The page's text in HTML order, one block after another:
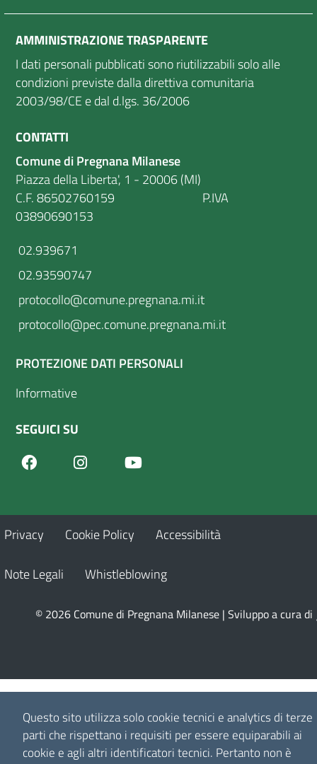
Questo sito utilizza solo cookie tecnici e analytics di terze
parti che rispettano i requisiti per essere equiparabili ai
cookie e agli altri identificatori tecnici. Pertanto non è
AMMINISTRAZIONE TRASPARENTE
I dati personali pubblicati sono riutilizzabili solo alle
condizioni previste dalla direttiva comunitaria
2003/98/CE e dal d.lgs. 36/2006
CONTATTI
Comune di Pregnana Milanese
Piazza della Liberta', 1 - 20006 (MI)
C.F. 86502760159 P.IVA
03890690153
02.939671
02.93590747
protocollo@comune.pregnana.mi.it
protocollo@pec.comune.pregnana.mi.it
PROTEZIONE DATI PERSONALI
Informative
SEGUICI SU
FacebookInstagram
Privacy Cookie Policy Accessibilità
Note Legali Whistleblowing
© 2026 Comune di Pregnana Milanese | Sviluppo a cura di